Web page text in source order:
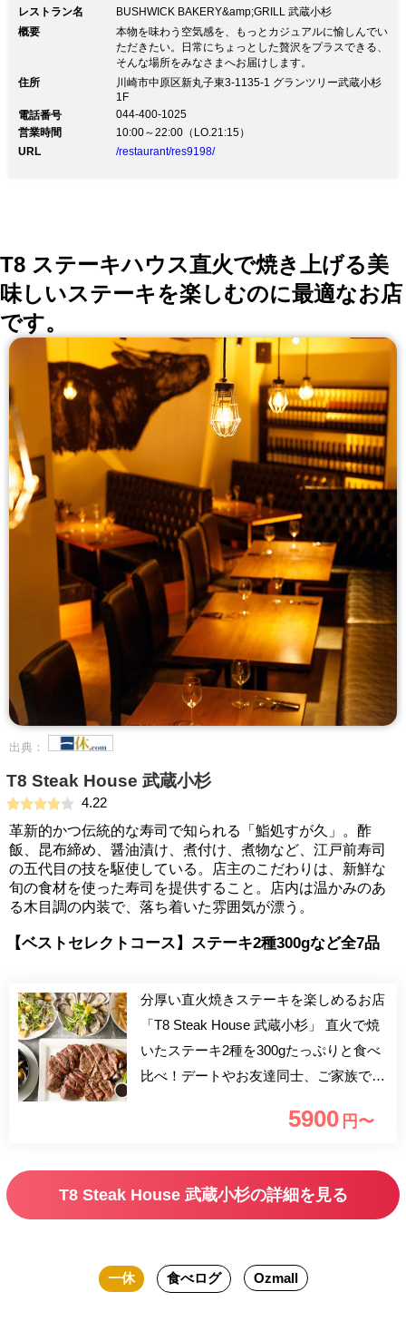
レストラン名
BUSHWICK BAKERY&amp;GRILL 武蔵小杉
概要
本物を味わう空気感を、もっとカジュアルに愉しんでい
ただきたい。日常にちょっとした贅沢をプラスできる、
そんな場所をみなさまへお届けします。
住所
川崎市中原区新丸子東3-1135-1 グランツリー武蔵小杉
1F
電話番号
044-400-1025
営業時間
10:00～22:00（LO.21:15）
URL
/restaurant/res9198/
T8 ステーキハウス直火で焼き上げる美
味しいステーキを楽しむのに最適なお店
です。
出典：
T8 Steak House 武蔵小杉
4.22
革新的かつ伝統的な寿司で知られる「鮨処すが久」。酢
飯、昆布締め、醤油漬け、煮付け、煮物など、江戸前寿司
の五代目の技を駆使している。店主のこだわりは、新鮮な
旬の食材を使った寿司を提供すること。店内は温かみのあ
る木目調の内装で、落ち着いた雰囲気が漂う。
【ベストセレクトコース】ステーキ2種300gなど全7品
分厚い直火焼きステーキを楽しめるお店
「T8 Steak House 武蔵小杉」 直火で焼
いたステーキ2種を300gたっぷりと食べ
比べ！デートやお友達同士、ご家族での
りに是非ご利用くださいませ。
5900 円〜
T8 Steak House 武蔵小杉の詳細を見る
一休 食べログ Ozmall